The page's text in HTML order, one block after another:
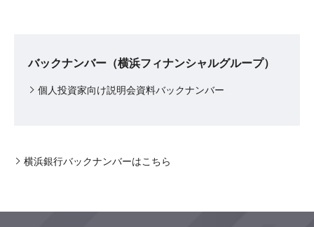
バックナンバー（横浜フィナンシャルグループ）
個人投資家向け説明会資料バックナンバー
横浜銀行バックナンバーはこちら